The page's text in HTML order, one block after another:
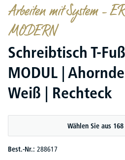
Arbeiten mit System –
MODERN
Schreibtisch T-
MODUL |
Weiß | Rechteck
Wählen Sie aus
Best.-Nr.: 288617